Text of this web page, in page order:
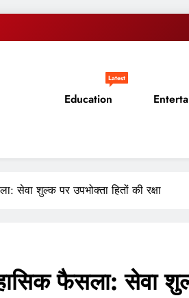
Education
Latest
सेवा शुल्क पर उपभोक्ता हितों की रक्षा
फैसला: सेवा